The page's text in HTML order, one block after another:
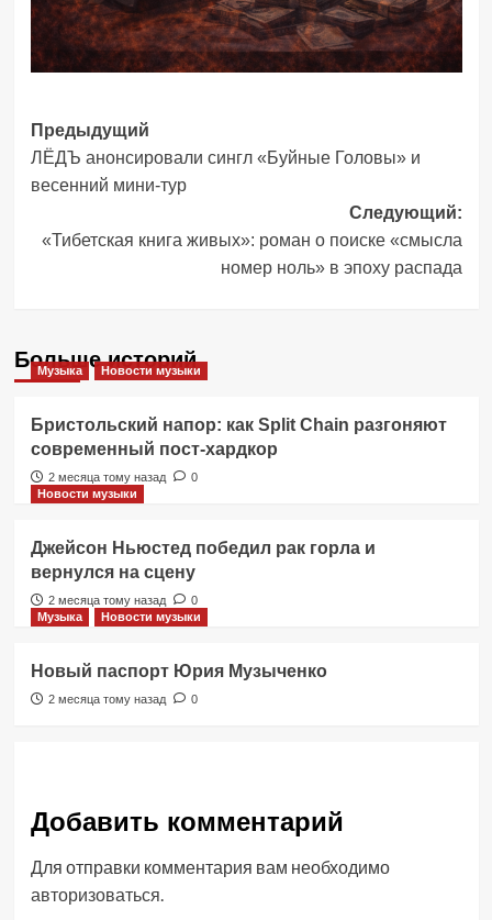
Навигация
записи
Предыдущий
ЛЁДЪ анонсировали сингл «Буйные Головы» и
весенний мини-тур
Следующий:
«Тибетская книга живых»: роман о поиске «смысла
номер ноль» в эпоху распада
Больше историй
Музыка Новости музыки
Бристольский напор: как Split Chain разгоняют
современный пост-хардкор
2 месяца тому назад
0
Новости музыки
Джейсон Ньюстед победил рак горла и
вернулся на сцену
2 месяца тому назад
0
Музыка
Новости музыки
Новый паспорт Юрия Музыченко
2 месяца тому назад 0
Добавить комментарий
Для отправки комментария вам необходимо
авторизоваться.